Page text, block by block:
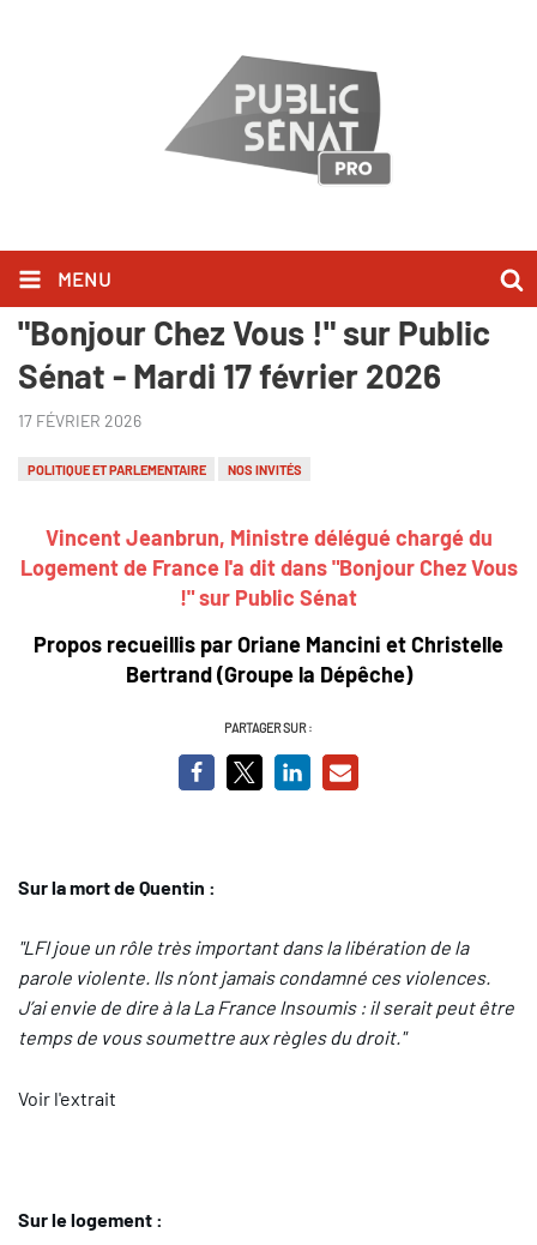
MENU
Vincent Jeanbrun l'a dit dans
"Bonjour Chez Vous !" sur Public
Sénat - Mardi 17 février 2026
17 FÉVRIER 2026
POLITIQUE ET PARLEMENTAIRE NOS INVITÉS
Vincent Jeanbrun, Ministre délégué chargé du
Logement de France l'a dit dans "Bonjour Chez Vous
!" sur Public Sénat
Propos recueillis par Oriane Mancini etChristelle
Bertrand(Groupe la Dépêche)
PARTAGER SUR :
Sur la mort de Quentin :
"LFI joue un rôle très important dans la libération de la
parole violente. Ils n’ont jamais condamné ces violences.
J’ai envie de dire à la La France Insoumis : il serait peut être
temps de vous soumettre aux règles du droit."
Voir l'extrait
Sur le logement :